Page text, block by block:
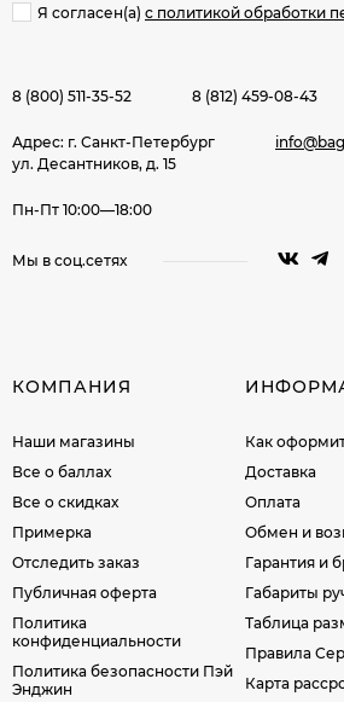
Я согласен(a) с политикой обработки
8 (800) 511-35-52 8 (812) 459-08-43
Адрес: г. Санкт-Петербург
ул. Десантников, д. 15
Пн-Пт 10:00—18:00
Мы в соц.сетях
КОМПАНИЯ
Наши магазины
Все о баллах
Все о скидках
Примерка
Отследить заказ
Публичная оферта
Политика
конфиденциальности
Политика безопасности Пэй
Энджин
Как
Доставка
Оплата
Обмен и
Гарантия и
Габариты
Таблица
Правила
Карта